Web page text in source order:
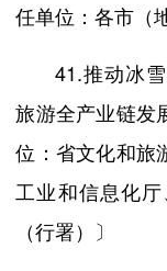
任单位：各市（
41.推动冰
旅游全产业链发
位：省文化和旅
工业和信息化
（行署）〕